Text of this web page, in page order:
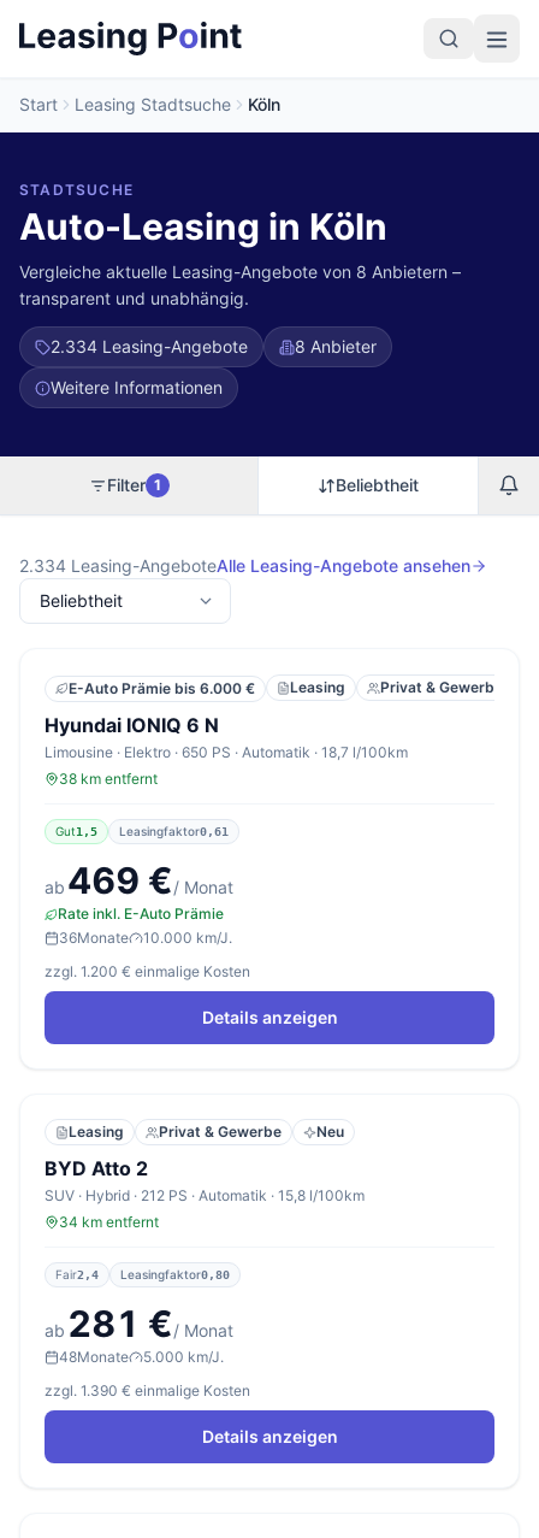
Start Leasing Stadtsuche Köln
STADTSUCHE
Auto-Leasing in Köln
Vergleiche aktuelle Leasing-Angebote von 8 Anbietern –
transparent und unabhängig.
2.334 Leasing-Angebote
8 Anbieter
Weitere Informationen
Filter 1 Beliebtheit
2.334 Leasing-AngeboteAlle Leasing-Angebote ansehen
E-Auto Prämie bis 6.000 € Leasing Privat & Gewerbe
Hyundai IONIQ 6 N
Limousine · Elektro · 650 PS · Automatik · 18,7 l/100km
38 km entfernt
Gut1,5 Leasingfaktor0,61
ab 469 €/ Monat
Rate inkl. E-Auto Prämie
36Monate
10.000 km/J.
zzgl. 1.200 € einmalige Kosten
Details anzeigen
Leasing Privat & Gewerbe Neu
BYD Atto 2
SUV · Hybrid · 212 PS · Automatik · 15,8 l/100km
34 km entfernt
Fair2,4 Leasingfaktor0,80
ab 281 €/ Monat
48Monate
5.000 km/J.
zzgl. 1.390 € einmalige Kosten
Details anzeigen